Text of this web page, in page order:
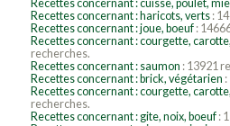
Recettes concernant : cuisse, poulet, miel
Recettes concernant : haricots, verts:
Recettes concernant : joue, boeuf:
Recettes concernant : courgette,
recherches.
Recettes concernant : saumon : 13921
Recettes concernant : brick, végétarien
Recettes concernant : courgette,
recherches.
Recettes concernant : gite, noix, boeuf: